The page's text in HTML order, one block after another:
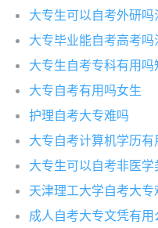
大专生可以自考外研吗
大专毕业能自考高考吗
大专生自考专科有用吗
大专自考有用吗女生
护理自考大专难吗
大专自考计算机学历有
大专生可以自考非医学
天津理工大学自考大专
成人自考大专文凭有用